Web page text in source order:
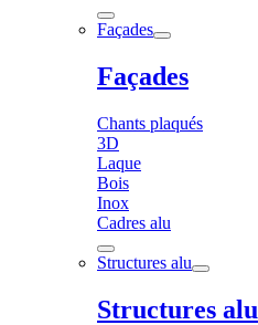
Façades
Façades
Chants plaqués
3D
Laque
Bois
Inox
Cadres alu
Structures alu
Structures alu